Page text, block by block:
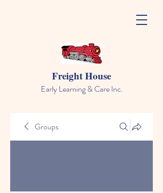
Freight House
Early Learning & Care Inc.
Groups